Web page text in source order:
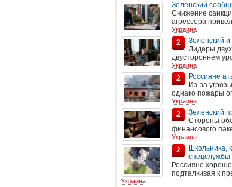
Зеленский
Снижение
агрессора
Украина
2
Зеленский
Лидеры
двустороннем
Украина
2
Россияне
Из-за
однако пожары
Украина
2
Зеленский
Стороны
финансового
Украина
2
Школьника,
спецслужбы
Россияне
подталкивая к
Украина